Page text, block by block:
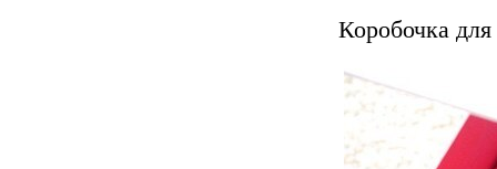
Коробочка для